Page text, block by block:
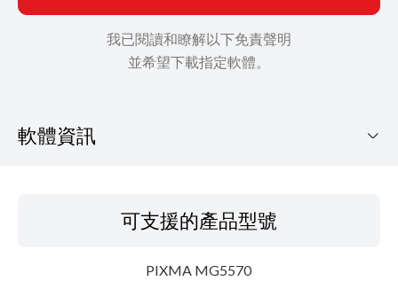
我已閱讀和瞭解以下免責聲明
並希望下載指定軟體。
軟體資訊
可支援的產品型號
PIXMA MG5570